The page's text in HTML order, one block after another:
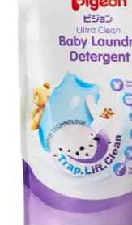
美容／個人清潔
食品／健康食補
寵物
紅利點數查詢
優惠券領取
優惠券查詢
登入